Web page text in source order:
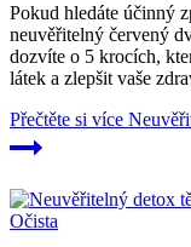
Pokud hledáte účinný
neuvěřitelný červený
dozvíte o 5 krocích,
látek a zlepšit vaše
Přečtěte si více
Očista